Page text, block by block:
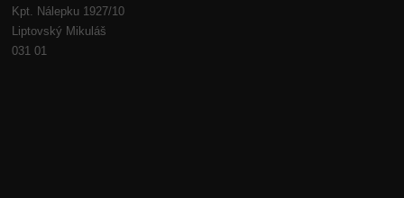
Kpt. Nálepku 1927/10
Liptovský Mikuláš
031 01